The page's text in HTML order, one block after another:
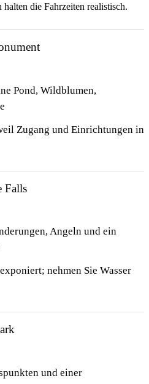
die Fahrzeiten realistisch.
Pond, Wildblumen,
Zugang und Einrichtungen in
Falls
Angeln und ein
nehmen Sie Wasser
und einer